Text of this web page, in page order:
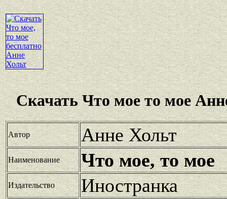
Скачать Что мое то мое
Автор Анне Хольт
Наименование Что мое, то мое
Издательство Иностранка